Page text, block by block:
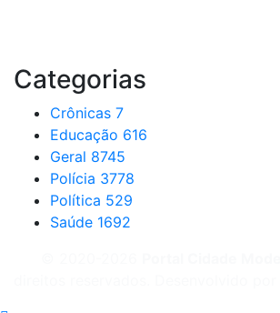
Categorias
Crônicas 7
Educação 616
Geral 8745
Polícia 3778
Política 529
Saúde 1692